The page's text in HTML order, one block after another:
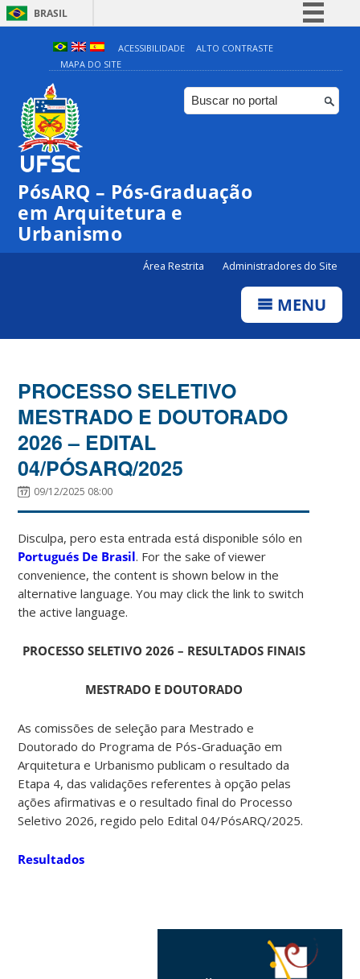
BRASIL
Simplifique!
Comunica BR
Participe
ACESSIBILIDADE
ALTO CONTRASTE
MAPA DO SITE
PósARQ – Pós-Graduação
em Arquitetura e
Urbanismo
Área Restrita Administradores do Site
MENU
PROCESSO SELETIVO
MESTRADO E DOUTORADO
2026 – EDITAL
04/PÓSARQ/2025
09/12/2025 08:00
Disculpa, pero esta entrada está disponible sólo en
Portugués De Brasil. For the sake of viewer
convenience, the content is shown below in the
alternative language. You may click the link to switch
the active language.
PROCESSO SELETIVO 2026 – RESULTADOS FINAIS
MESTRADO E DOUTORADO
As comissões de seleção para Mestrado e
Doutorado do Programa de Pós-Graduação em
Arquitetura e Urbanismo publicam o resultado da
Etapa 4, das validações referentes à opção pelas
ações afirmativas e o resultado final do Processo
Seletivo 2026, regido pelo Edital 04/PósARQ/2025.
Resultados